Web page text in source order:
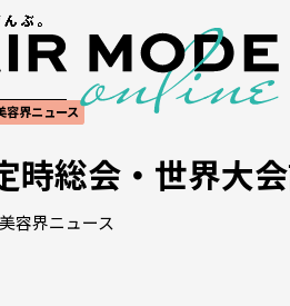
容界ニュース
時総会・世界大
美容界ニュース